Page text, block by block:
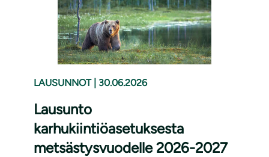
LAUSUNNOT 30.06.2026
Lausunto
karhukiintiöasetuksesta
metsästysvuodelle 2026-2027